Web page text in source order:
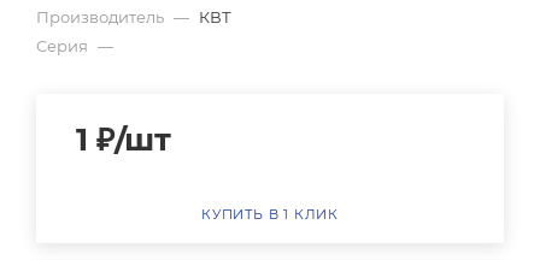
Производитель — КВТ
Серия —
1 ₽/шт
КУПИТЬ В 1 КЛИК